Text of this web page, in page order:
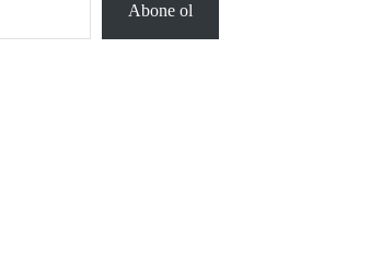
Abone ol